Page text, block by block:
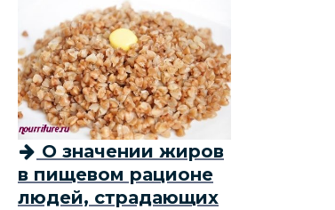
О значении жиров
в пищевом рационе
людей, страдающих